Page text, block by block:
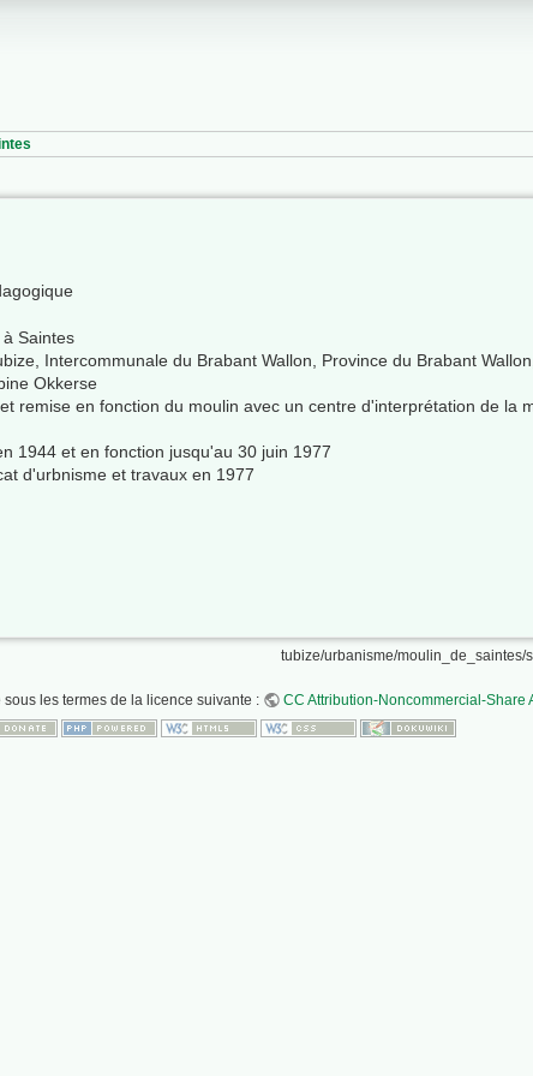
Saintes
Intercommunale du Brabant Wallon, Province du Brabant
Okkerse
remise en fonction du moulin avec un centre d'interprétation de la
1944 et en fonction jusqu'au 30 juin 1977
d'urbnisme et travaux en 1977
tubize/urbanisme/moulin_de_saintes/
les termes de la licence suivante : CC Attribution-Noncommercial-Share